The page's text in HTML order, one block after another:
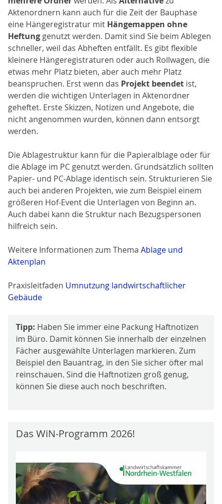
Aktenordnern kann auch für die Zeit der Bauphase
eine Hängeregistratur mit Hängemappen ohne
Heftung genutzt werden. Damit sind Sie beim Ablegen
schneller, weil das Abheften entfällt. Es gibt flexible
kleinere Hängeregistraturen oder auch Rollwagen, die
etwas mehr Platz bieten, aber auch mehr Platz
beanspruchen. Erst wenn das Projekt beendet ist,
werden die wichtigen Unterlagen in Aktenordner
geheftet. Erste Skizzen, Notizen und Angebote, die
nicht angenommen wurden, können dann entsorgt
werden.
Die Ablagestruktur kann für die Papieralblage oder für
die Ablage im PC genutzt werden. Grundsätzlich sollten
Papier- und PC-Ablage identisch sein. Strukturieren Sie
auch bei anderen Projekten, wie zum Beispiel einem
größeren Hof-Event die Unterlagen von Beginn an.
Auch dabei kann die Struktur nach Bezugspersonen
hilfreich sein.
Weitere Informationen zum Thema Ablage und
Aktenplan
Praxisleitfaden Umnutzung landwirtschaftlicher
Gebäude
Tipp: Haben Sie immer eine Packung Haftnotizen
im Büro. Damit können Sie innerhalb der einzelnen
Fächer ausgewählte Unterlagen markieren. Zum
Beispiel den Bauantrag, in den Sie sicher öfter mal
reinschauen. Sind die Haftnotizen groß genug,
können Sie diese auch noch beschriften.
Das WiN-Programm 2026!